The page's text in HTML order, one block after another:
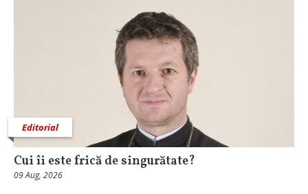
Editorial
Cui îi este frică de singurătate?
09 Aug, 2026